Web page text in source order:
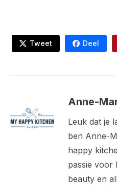
Tweet Deel
Anne-
Leuk dat je
ben Anne-
happy
passie voor
beauty en